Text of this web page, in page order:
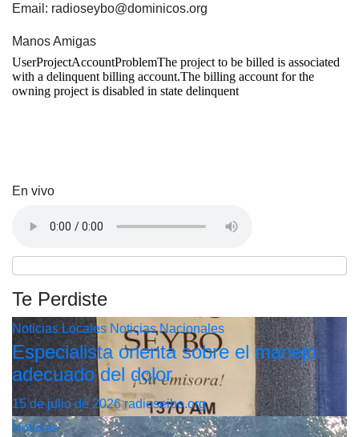
Email: radioseybo@dominicos.org
Manos Amigas
En vivo
Te Perdiste
Noticias Locales Noticias Nacionales
Especialista orienta sobre el manejo
adecuado del dolor
15 de julio de 2026radioseibo.org
Noticias